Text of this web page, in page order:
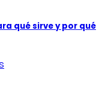
qué sirve y por qué